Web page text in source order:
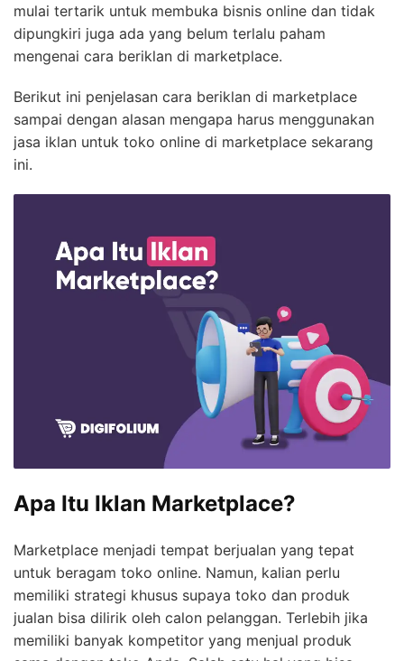
mulai tertarik untuk membuka bisnis online dan tidak
dipungkiri juga ada yang belum terlalu paham
mengenai cara beriklan di marketplace.
Berikut ini penjelasan cara beriklan di marketplace
sampai dengan alasan mengapa harus menggunakan
jasa iklan untuk toko online di marketplace sekarang
ini.
Apa Itu Iklan Marketplace?
Marketplace menjadi tempat berjualan yang tepat
untuk beragam toko online. Namun, kalian perlu
memiliki strategi khusus supaya toko dan produk
jualan bisa dilirik oleh calon pelanggan. Terlebih jika
memiliki banyak kompetitor yang menjual produk